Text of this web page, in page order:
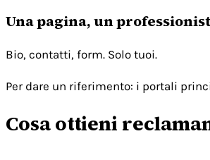
Una pagina, un
Bio, contatti, form. Solo tuoi.
Per dare un riferimento: i portali
Cosa ottieni